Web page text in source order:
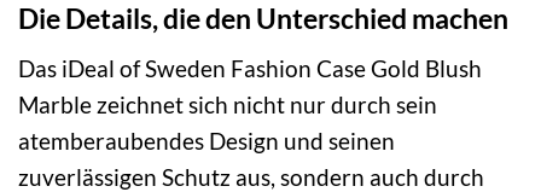
Die Details, die den Unterschied machen
Das iDeal of Sweden Fashion Case Gold Blush
Marble zeichnet sich nicht nur durch sein
atemberaubendes Design und seinen
zuverlässigen Schutz aus, sondern auch durch